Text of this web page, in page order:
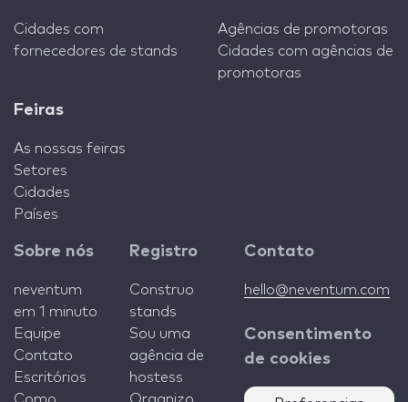
Cidades com
fornecedores de stands
Agências de promotoras
Cidades com agências de
promotoras
Feiras
As nossas feiras
Setores
Cidades
Países
Sobre nós
neventum
em 1 minuto
Equipe
Contato
Escritórios
Registro
Construo
stands
Sou uma
agência de
hostess
Contato
hello@neventum.com
Consentimento
de cookies